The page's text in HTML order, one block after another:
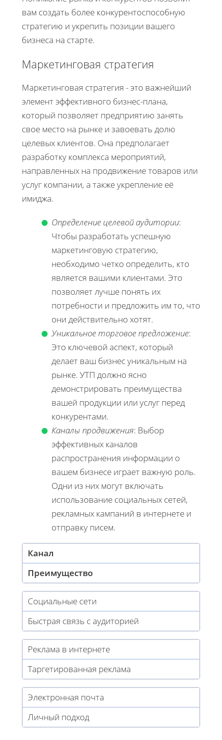
вам создать более конкурентоспособную
стратегию и укрепить позиции вашего
бизнеса на старте.
Маркетинговая стратегия
Маркетинговая стратегия - это важнейший
элемент эффективного бизнес-плана,
который позволяет предприятию занять
свое место на рынке и завоевать долю
целевых клиентов. Она предполагает
разработку комплекса мероприятий,
направленных на продвижение товаров или
услуг компании, а также укрепление её
имиджа.
Определение целевой аудитории:
Чтобы разработать успешную
маркетинговую стратегию,
необходимо четко определить, кто
является вашими клиентами. Это
позволяет лучше понять их
потребности и предложить им то, что
они действительно хотят.
Уникальное торговое предложение:
Это ключевой аспект, который
делает ваш бизнес уникальным на
рынке. УТП должно ясно
демонстрировать преимущества
вашей продукции или услуг перед
конкурентами.
Каналы продвижения: Выбор
эффективных каналов
распространения информации о
вашем бизнесе играет важную роль.
Одни из них могут включать
использование социальных сетей,
рекламных кампаний в интернете и
отправку писем.
Канал
Преимущество
Социальные сети
Быстрая связь с аудиторией
Реклама в интернете
Таргетированная реклама
Электронная почта
Личный подход